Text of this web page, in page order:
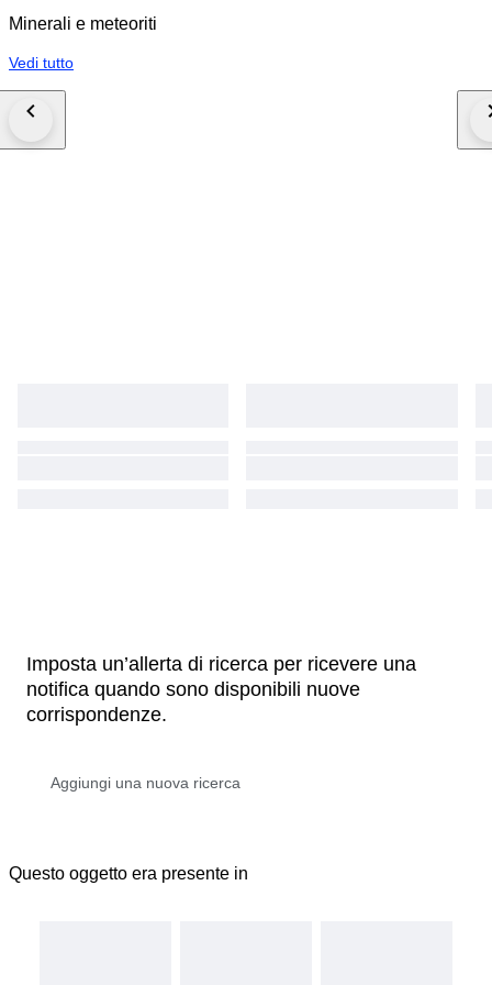
Minerali e meteoriti
Vedi tutto
Imposta un’allerta di ricerca per ricevere una
notifica quando sono disponibili nuove
corrispondenze.
Questo oggetto era presente in